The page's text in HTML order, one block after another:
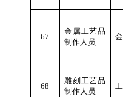
67
金属工艺品
制作人员
68
雕刻工艺品
制作人员